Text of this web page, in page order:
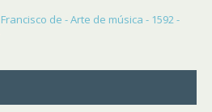
de - Arte de música - 1592 -